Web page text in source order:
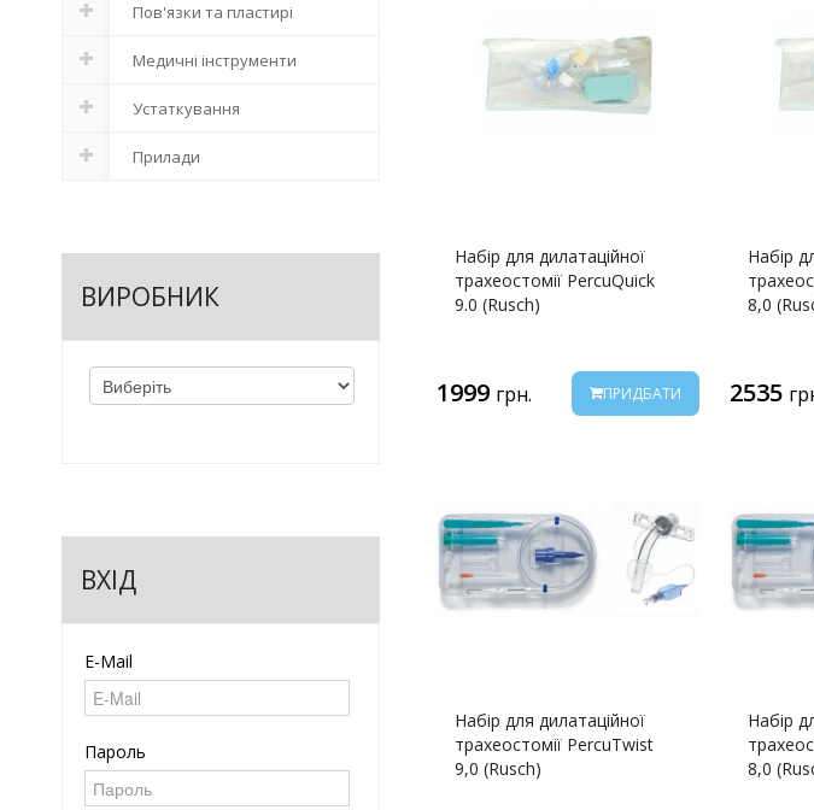
Набір для дилатаційної
трахеостомії PercuQuick
9.0 (Rusch)
1999 грн. ПРИДБАТИ
Набір
8,0
2535
Набір для дилатаційної
трахеостомії PercuTwist
9,0 (Rusch)
Набір
8,0
Пов'язки та пластирі
Медичні інструменти
Устаткування
Прилади
ВИРОБНИК
ВХІД
E-Mail
Пароль